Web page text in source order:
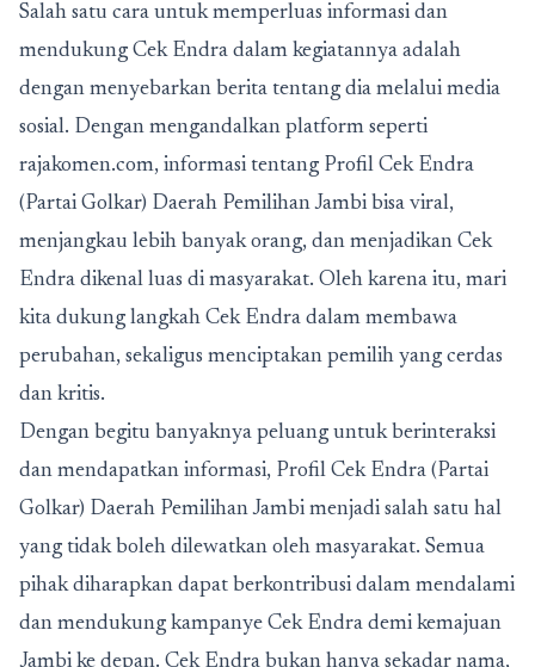
Salah satu cara untuk memperluas informasi dan
mendukung Cek Endra dalam kegiatannya adalah
dengan menyebarkan berita tentang dia melalui media
sosial. Dengan mengandalkan platform seperti
rajakomen.com, informasi tentang Profil Cek Endra
(Partai Golkar) Daerah Pemilihan Jambi bisa viral,
menjangkau lebih banyak orang, dan menjadikan Cek
Endra dikenal luas di masyarakat. Oleh karena itu, mari
kita dukung langkah Cek Endra dalam membawa
perubahan, sekaligus menciptakan pemilih yang cerdas
dan kritis.
Dengan begitu banyaknya peluang untuk berinteraksi
dan mendapatkan informasi, Profil Cek Endra (Partai
Golkar) Daerah Pemilihan Jambi menjadi salah satu hal
yang tidak boleh dilewatkan oleh masyarakat. Semua
pihak diharapkan dapat berkontribusi dalam mendalami
dan mendukung kampanye Cek Endra demi kemajuan
Jambi ke depan. Cek Endra bukan hanya sekadar nama,